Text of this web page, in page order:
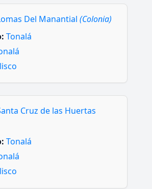
Del Manantial (Colonia)
Tonalá
Cruz de las Huertas
Tonalá